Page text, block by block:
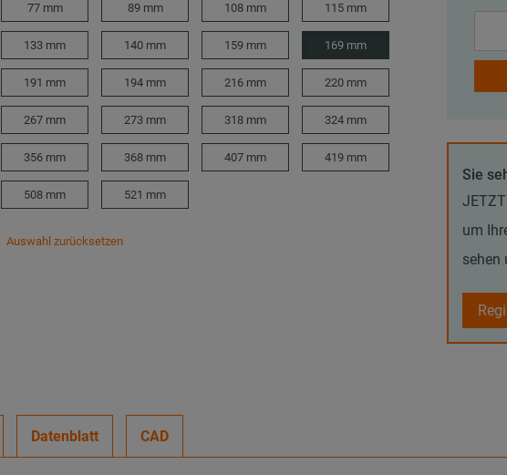
77 mm 89 mm 108 mm 115 mm
133 mm 140 mm 159 mm 169 mm
191 mm 194 mm 216 mm 220 mm
267 mm 273 mm 318 mm 324 mm
356 mm 368 mm 407 mm 419 mm
508 mm 521 mm
Auswahl zurücksetzen
Sie
um
sehen
Datenblatt CAD